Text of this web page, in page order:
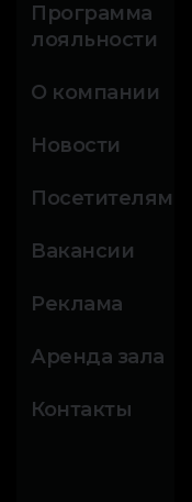
Программа
лояльности
О компании
Новости
Посетителям
Вакансии
Реклама
Аренда зала
Контакты